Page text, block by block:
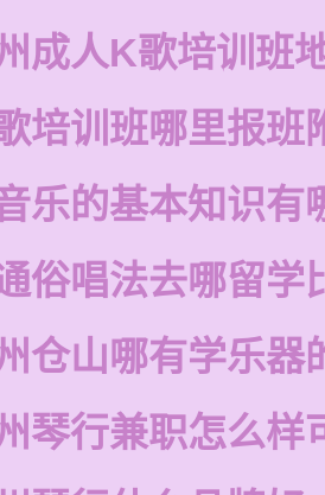
成人K歌培训班
培训班哪里报班
乐的基本知识有
俗唱法去哪留学
仓山哪有学乐器
琴行兼职怎么样